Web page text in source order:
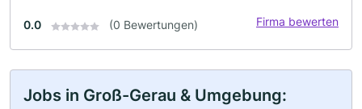
0.0 (0 Bewertungen) Firma bewerten
Jobs in Groß-Gerau & Umgebung: